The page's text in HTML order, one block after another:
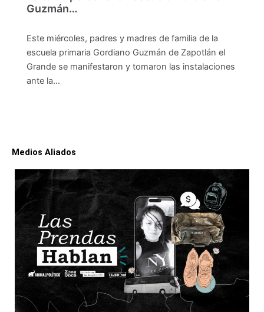
Guzmán…
Este miércoles, padres y madres de familia de la
escuela primaria Gordiano Guzmán de Zapotlán el
Grande se manifestaron y tomaron las instalaciones
ante la…
Medios Aliados